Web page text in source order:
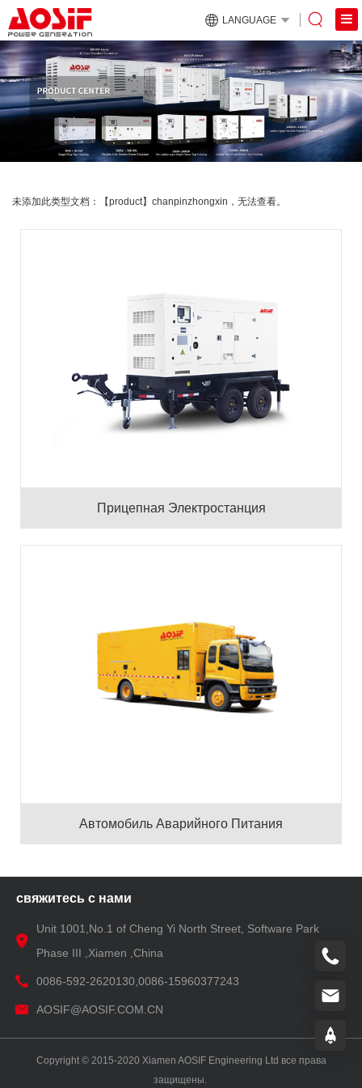
LANGUAGE
未添加此类型文档：【product】chanpinzhongxin，无法查看。
Прицепная Электростанция
Автомобиль Аварийного Питания
свяжитесь с нами
Unit 1001,No.1 of Cheng Yi North Street, Software Park
Phase III ,Xiamen ,China
0086-592-2620130,0086-15960377243
AOSIF@AOSIF.COM.CN
Copyright © 2015-2020 Xiamen AOSIF Engineering Ltd все права
защищены.